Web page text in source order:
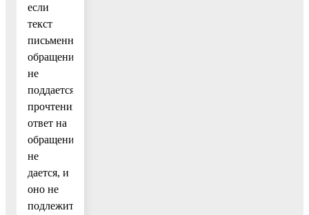
если
текст
письменного
обращения
не
поддается
прочтению,
ответ на
обращение
не
дается, и
оно не
подлежит